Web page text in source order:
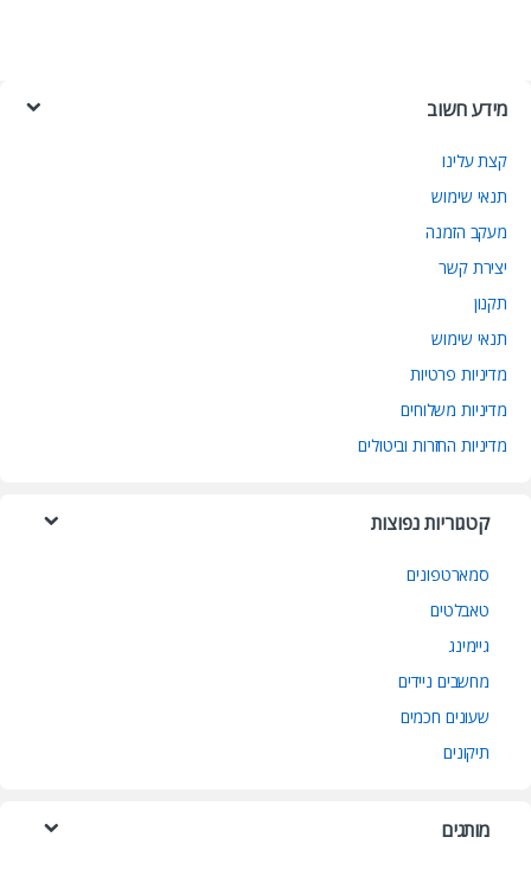
מידע חשוב
קצת עלינו
תנאי שימוש
מעקב הזמנה
יצירת קשר
תקנון
תנאי שימוש
מדיניות פרטיות
מדיניות משלוחים
מדיניות החזרות וביטולים
קטגוריות נפוצות
סמארטפונים
טאבלטים
גיימינג
מחשבים ניידים
שעונים חכמים
תיקונים
מותגים